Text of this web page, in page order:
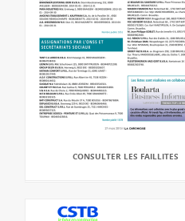
CONSULTER LES FAILLITES